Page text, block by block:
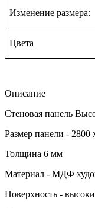
Изменение размера:
Цвета
Описание
Стеновая панель
Размер панели - 2800
Толщина 6 мм
Материал - МДФ
Поверхность -